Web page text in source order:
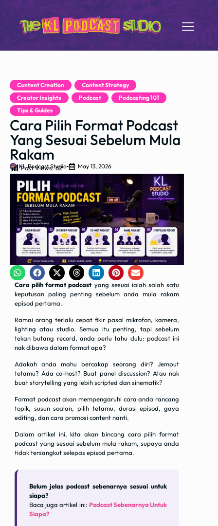
Content Creation Content Strategy
Creator Insights
Podcast Podcasting 101
Tips & Guides
Cara Pilih Format Podcast
Yang Sesuai Sebelum Mula
Rakam
KL Podcast Studio May 13, 2026
Post Views:62
Cara pilih format podcast yang sesuai ialah salah satu
keputusan paling penting sebelum anda mula rakam
episod pertama.
Ramai orang terlalu cepat fikir pasal mikrofon, kamera,
lighting atau studio. Semua itu penting, tapi sebelum
tekan butang record, anda perlu tahu dulu: podcast ini
nak dibawa dalam format apa?
Adakah anda mahu bercakap seorang diri? Jemput
tetamu? Ada co-host? Buat panel discussion? Atau nak
buat storytelling yang lebih scripted dan sinematik?
Format podcast akan mempengaruhi cara anda rancang
topik, susun soalan, pilih tetamu, durasi episod, gaya
editing, dan cara promosi content nanti.
Dalam artikel ini, kita akan bincang cara pilih format
podcast yang sesuai sebelum mula rakam, supaya anda
tidak tersangkut selepas episod pertama.
Belum jelas podcast sebenarnya sesuai untuk
siapa?
Baca juga artikel ini: Podcast Sebenarnya Untuk
Siapa?